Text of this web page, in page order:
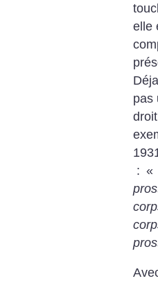
elle
pas
: «